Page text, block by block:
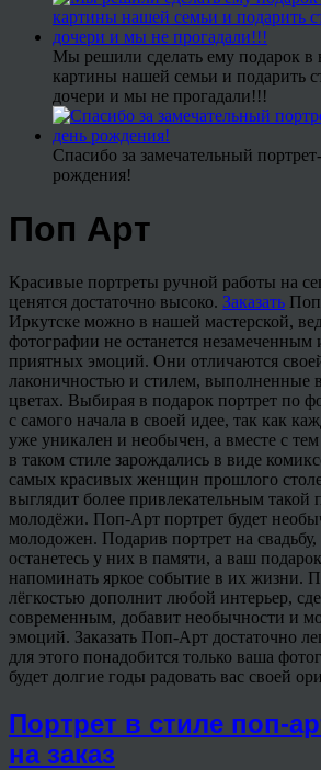
Мы решили сделать ему подарок в
картины нашей семьи и подарить
дочери и мы не прогадали!!!
Спасибо за замечательный
рождения!
Поп Арт
Красивые портреты ручной работы на
ценятся достаточно высоко. Заказать Поп
Иркутске можно в нашей мастерской,
фотографии не останется незамеченным
приятных эмоций. Они отличаются
лаконичностью и стилем, выполненные
цветах. Выбирая в подарок портрет по
с самого начала в своей идее, так как
уже уникален и необычен, а вместе с
в таком стиле зарождались в виде
самых красивых женщин прошлого
выглядит более привлекательным такой
молодёжи. Поп-Арт портрет будет
молодожен. Подарив портрет на
останетесь у них в памяти, а ваш
напоминать яркое событие в их жизни.
лёгкостью дополнит любой интерьер,
современным, добавит необычности и
эмоций. Заказать Поп-Арт достаточно
для этого понадобится только ваша
будет долгие годы радовать вас своей
Портрет в стиле поп-
на заказ